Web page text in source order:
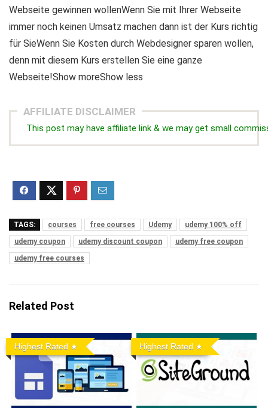
Webseite gewinnen wollenWenn Sie mit Ihrer Webseite
immer noch keinen Umsatz machen dann ist der Kurs richtig
für SieWenn Sie Kosten durch Webdesigner sparen wollen,
denn mit diesem Kurs erstellen Sie eine ganze
Webseite!Show moreShow less
AFFILIATE DISCLAIMER
This post may have affiliate link & we may get small
TAGS: courses free courses Udemy
udemy 100% off
udemy coupon
udemy discount coupon
udemy free coupon
udemy free courses
Related Post
Highest Rated Highest Rated